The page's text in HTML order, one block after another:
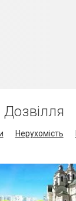
Дозвілля
Нерухомість